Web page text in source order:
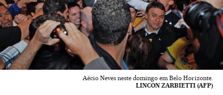
Aécio Neves neste domingo em Belo Horizonte.
LINCON ZARBIETTI (AFP)